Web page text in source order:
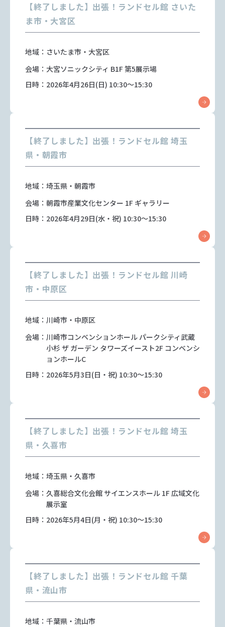
【終了しました】出張！ランドセル館 さいた
ま市・大宮区
地域：さいたま市・大宮区
会場：大宮ソニックシティ B1F 第5展示場
日時：2026年4月26日(日) 10:30～15:30
【終了しました】出張！ランドセル館 埼玉
県・朝霞市
地域：埼玉県・朝霞市
会場：朝霞市産業文化センター 1F ギャラリー
日時：2026年4月29日(水・祝) 10:30～15:30
【終了しました】出張！ランドセル館 川崎
市・中原区
地域：川崎市・中原区
会場：川崎市コンベンションホール パークシティ武蔵
小杉 ザ ガーデン タワーズイースト2F コンベンシ
ョンホールC
日時：2026年5月3日(日・祝) 10:30～15:30
【終了しました】出張！ランドセル館 埼玉
県・久喜市
地域：埼玉県・久喜市
会場：久喜総合文化会館 サイエンスホール 1F 広域文化
展示室
日時：2026年5月4日(月・祝) 10:30～15:30
【終了しました】出張！ランドセル館 千葉
県・流山市
地域：千葉県・流山市